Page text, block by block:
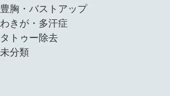
豊胸・バストアップ
わきが・多汗症
タトゥー除去
未分類